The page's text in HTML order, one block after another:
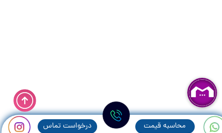
درخواست تماس محاسبه قيمت